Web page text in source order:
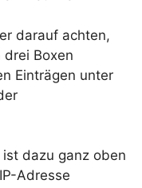
darauf achten,
Boxen
Einträgen unter
dazu ganz oben
Adresse